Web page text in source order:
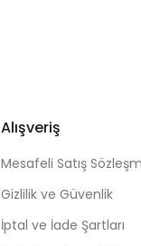
Alışveriş
Mesafeli Satış
Gizlilik ve Güvenlik
İptal ve İade Şartları